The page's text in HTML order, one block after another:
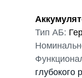
Тип АБ:
глубокого